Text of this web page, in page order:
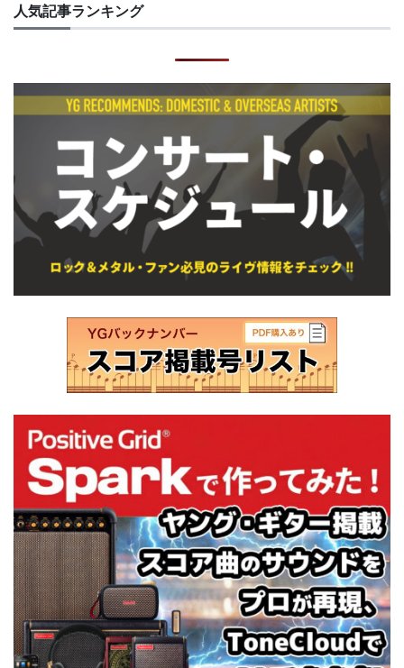
人気記事ランキング